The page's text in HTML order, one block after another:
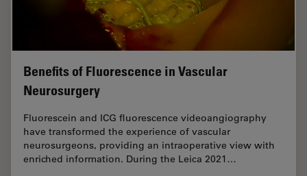
Benefits of Fluorescence in Vascular
Neurosurgery
Fluorescein and ICG fluorescence videoangiography
have transformed the experience of vascular
neurosurgeons, providing an intraoperative view with
enriched information. During the Leica 2021…